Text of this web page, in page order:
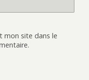
mon site dans le